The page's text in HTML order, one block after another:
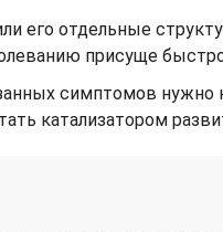
его отдельные
присуще
симптомов нужно
катализатором